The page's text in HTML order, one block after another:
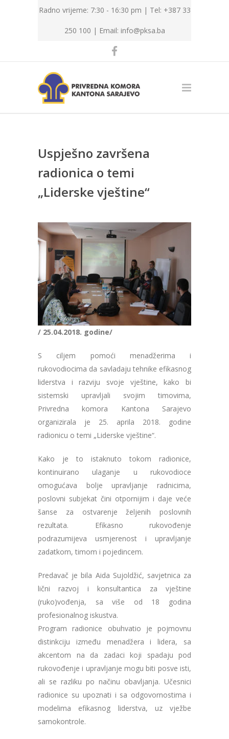
Radno vrijeme: 7:30 - 16:30 pm | Tel: +387 33
250 100 | Email: info@pksa.ba
Uspješno završena
radionica o temi
„Liderske vještine“
/ 25.04.2018. godine/
S ciljem pomoći menadžerima i
rukovodiocima da savladaju tehnike efikasnog
liderstva i razviju svoje vještine, kako bi
sistemski upravljali svojim timovima,
Privredna komora Kantona Sarajevo
organizirala je 25. aprila 2018. godine
radionicu o temi „Liderske vještine“.
Kako je to istaknuto tokom radionice,
kontinuirano ulaganje u rukovodioce
omogućava bolje upravljanje radnicima,
poslovni subjekat čini otpornijim i daje veće
šanse za ostvarenje željenih poslovnih
rezultata. Efikasno rukovođenje
podrazumijeva usmjerenost i upravljanje
zadatkom, timom i pojedincem.
Predavač je bila Aida Sujoldžić, savjetnica za
lični razvoj i konsultantica za vještine
(ruko)vođenja, sa više od 18 godina
profesionalnog iskustva.
Program radionice obuhvatio je pojmovnu
distinkciju između menadžera i lidera, sa
akcentom na da zadaci koji spadaju pod
rukovođenje i upravljanje mogu biti posve isti,
ali se razliku po načinu obavljanja. Učesnici
radionice su upoznati i sa odgovornostima i
modelima efikasnog liderstva, uz vježbe
samokontrole.